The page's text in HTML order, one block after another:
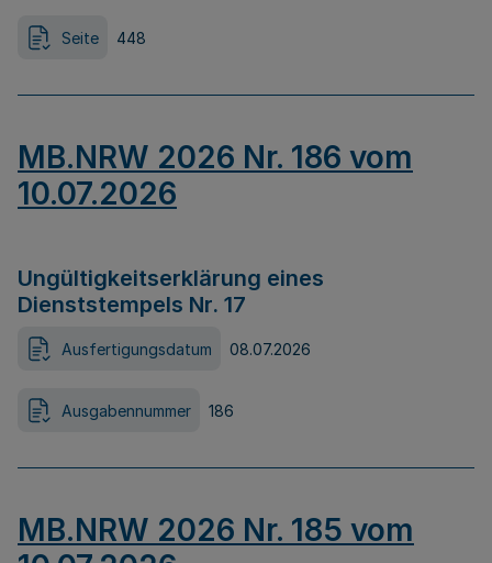
Seite 448
MB.NRW 2026 Nr. 186 vom
10.07.2026
Ungültigkeitserklärung eines
Dienststempels Nr. 17
Ausfertigungsdatum 08.07.2026
Ausgabennummer 186
MB.NRW 2026 Nr. 185 vom